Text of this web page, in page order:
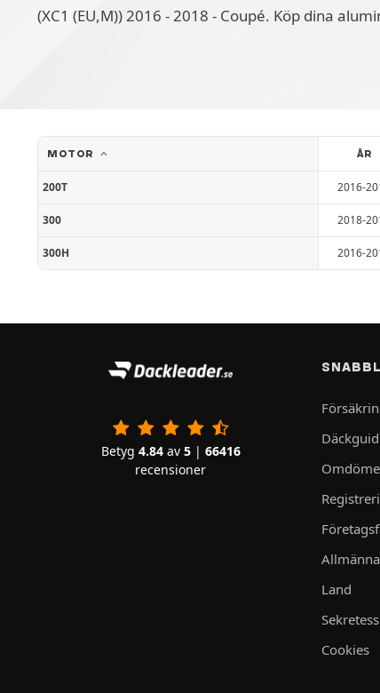
(XC1 (EU,M)) 2016 - 2018 - Coupé. Köp dina
MOTOR ÅR
200T 2016-
300 2018-
300H 2016-
Betyg 4.84av 5| 66416
recensioner
Omdöme
Land
Cookies